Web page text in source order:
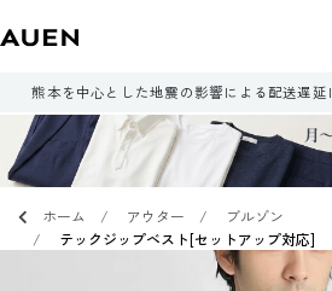
熊本を中心とした地震の影響による配送遅延
ホーム アウター
ブルゾン
テックジップベスト[セットアップ対応]